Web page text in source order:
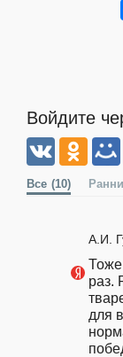
Войдите
Все (10)
А.И.
раз.
для